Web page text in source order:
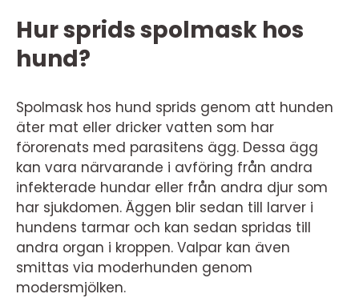
Hur sprids spolmask hos
hund?
Spolmask hos hund sprids genom att hunden
äter mat eller dricker vatten som har
förorenats med parasitens ägg. Dessa ägg
kan vara närvarande i avföring från andra
infekterade hundar eller från andra djur som
har sjukdomen. Äggen blir sedan till larver i
hundens tarmar och kan sedan spridas till
andra organ i kroppen. Valpar kan även
smittas via moderhunden genom
modersmjölken.